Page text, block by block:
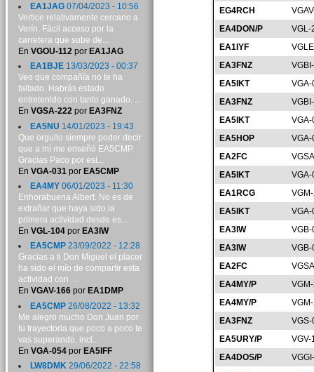
EG4RCH
EA4DON/P
VGL-
EA1IYF
EA3FNZ
EA5IKT
EA3FNZ
EA5IKT
EA5HOP
EA2FC
EA5IKT
EA1RCG
EA5IKT
EA3IW
EA3IW
EA2FC
EA4MY/P
EA4MY/P
EA3FNZ
EA5URY/P
VGV-
EA4DOS/P
EA1JAG07/04/2023 - 10:56
Vertice relativamente cercano a
Verín. Fácil acceso por la
carretera que sube de...
En VGOU-112por EA1JAG
EA1BJE13/03/2023 - 00:37
Veo que compañía no te ha
faltado. Habrás estado
entretenido con tanto ganado. ...
En VGSA-222por EA3FNZ
EA5NU 14/01/2023 - 19:43
Que orgullo siempre poder decir
que a mí me enseñó EA5CMP.
Gracias Paco por est...
En VGA-031 por EA5CMP
EA4MY06/01/2023 - 11:30
Enhorabuena Albert. No es de
extrañar que haya sido la
primera actividad desde es...
En VGL-104por EA3IW
EA5CMP23/09/2022 - 12:28
Gracias a ti Don Miguel el placer
ha sido el mío de compartir esta
actividad con ...
En VGAV-166por EA1DMP
EA5CMP26/08/2022 - 13:32
Me alegro mucho Don Juan por
tu trayectoria que poco a poco te
vas superando, incl...
En VGA-054por EA5IFF
LW8DMK29/06/2022 - 22:58